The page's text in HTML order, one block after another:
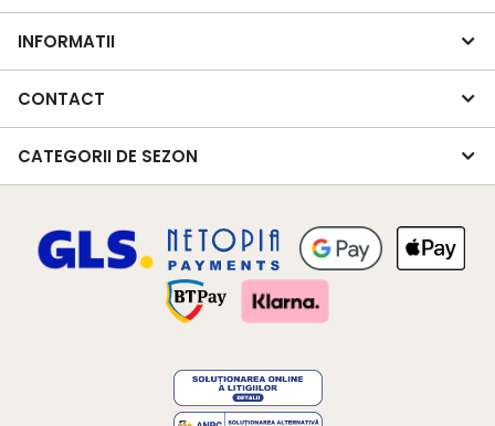
INFORMATII
CONTACT
CATEGORII DE SEZON